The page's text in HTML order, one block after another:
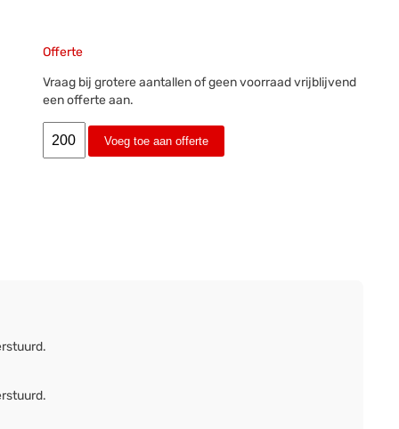
Offerte
Vraag bij grotere aantallen of geen voorraad vrijblijvend
een offerte aan.
Voeg toe aan offerte